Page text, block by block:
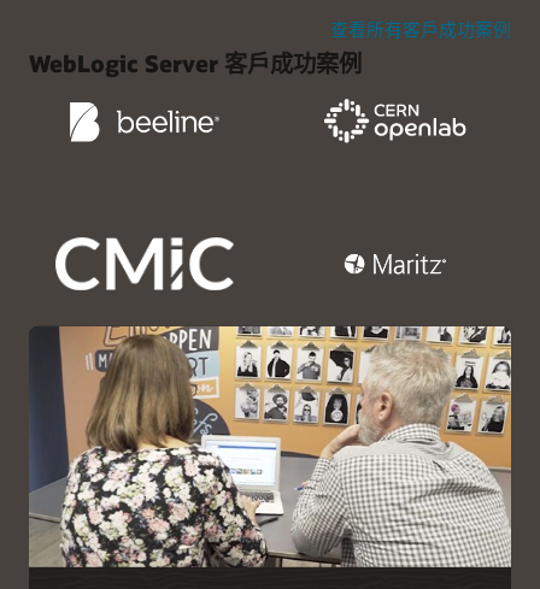
索引鍵-值物件和文件儲存
具備磁碟持續性的叢集快取
容錯、自動分片
用於即時資料庫重新整理的
熱快取
多語言程式設計的
GraalVM 支援
功能
快速佈建
彈性的訂閱式定價
自動化部署和完整的 API 存
取權
由一組熟悉的開源元件構建而成，支援在企業內部部署環境或
查看產品明細 Oracle Verrazzano 基礎研討會
現存自訂應用程式資產現代
具備簡易安裝與生命週期管
理功能的完整容器平台
為 WebLogic Server 和
Oracle Coherence 的客戶
提升價值
多語言應用程式管理
Oracle Linux 提供端對端容
器管理功能
查看所有客戶成功案例
WebLogic Server 客戶成功案例